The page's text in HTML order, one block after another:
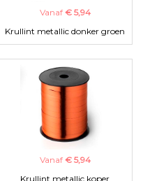
Vanaf € 5,94
Krullint metallic donker groen
Vanaf € 5,94
Krullint metallic koper